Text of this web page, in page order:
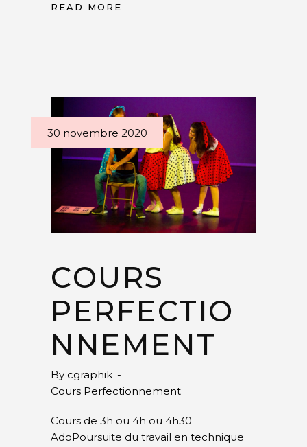
READ MORE
30 novembre 2020
COURS
PERFECTIO
NNEMENT
By cgraphik
Cours Perfectionnement
Cours de 3h ou 4h ou 4h30
AdoPoursuite du travail en technique